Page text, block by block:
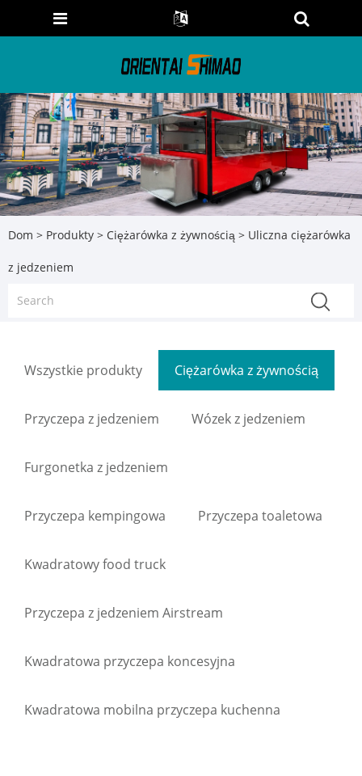
Dom > Produkty > Ciężarówka z żywnością > Uliczna ciężarówka
z jedzeniem
Wszystkie produkty Ciężarówka z żywnością
Przyczepa z jedzeniem Wózek z jedzeniem
Furgonetka z jedzeniem
Przyczepa kempingowa Przyczepa toaletowa
Kwadratowy food truck
Przyczepa z jedzeniem Airstream
Kwadratowa przyczepa koncesyjna
Kwadratowa mobilna przyczepa kuchenna